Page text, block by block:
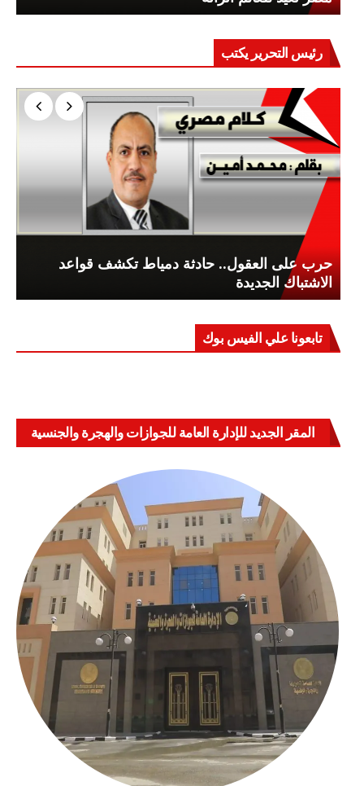
رئيس التحرير يكتب
حرب على العقول.. حادثة دمياط تكشف قواعد
الاشتباك الجديدة
تابعونا علي الفيس بوك
المقر الجديد للإدارة العامة للجوازات والهجرة والجنسية